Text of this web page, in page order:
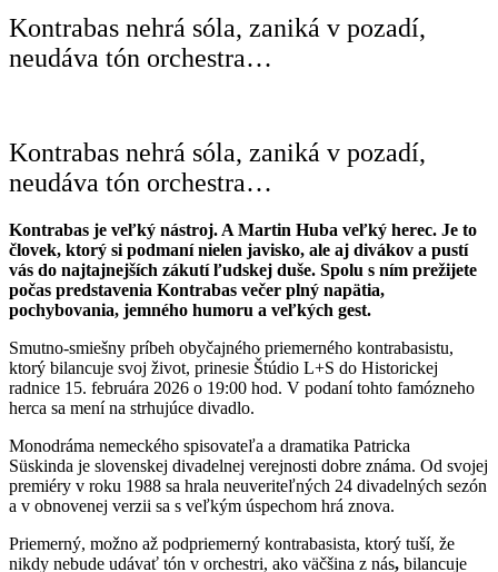
Kontrabas nehrá sóla, zaniká v pozadí,
neudáva tón orchestra…
Kontrabas nehrá sóla, zaniká v pozadí,
neudáva tón orchestra…
Kontrabas je veľký nástroj. A Martin Huba veľký herec. Je to
človek, ktorý si podmaní nielen javisko, ale aj divákov a pustí
vás do najtajnejších zákutí ľudskej duše. Spolu s ním prežijete
počas predstavenia Kontrabas večer plný napätia,
pochybovania, jemného humoru a veľkých gest.
Smutno-smiešny príbeh obyčajného priemerného kontrabasistu,
ktorý bilancuje svoj život, prinesie Štúdio L+S do Historickej
radnice 15. februára 2026 o 19:00 hod. V podaní tohto famózneho
herca sa mení na strhujúce divadlo.
Monodráma nemeckého spisovateľa a dramatika Patricka
Süskinda je slovenskej divadelnej verejnosti dobre známa. Od svojej
premiéry v roku 1988 sa hrala neuveriteľných 24 divadelných sezón
a v obnovenej verzii sa s veľkým úspechom hrá znova.
Priemerný, možno až podpriemerný kontrabasista, ktorý tuší, že
nikdy nebude udávať tón v orchestri, ako väčšina z nás, bilancuje